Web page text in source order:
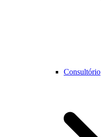
Consultório